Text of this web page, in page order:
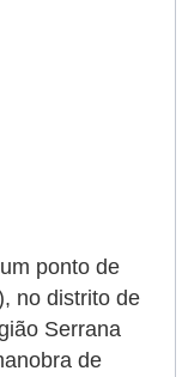
ponto de
no distrito de
Serrana
de